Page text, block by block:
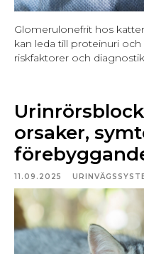
Glomerulonefrit hos
kan leda till proteinuri
riskfaktorer och
orsaker,
11.09.2025